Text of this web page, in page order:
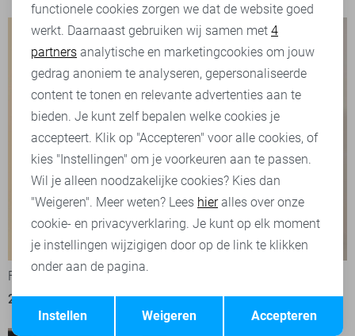
-50%
FOS Amsterdam Blouse
22,50 44,99
20,00 39,99
Analytische cookies
Marketing cookies
Terug Opslaan
functionele cookies zorgen we dat de website goed
werkt. Daarnaast gebruiken wij samen met 4
partners analytische en marketingcookies om jouw
gedrag anoniem te analyseren, gepersonaliseerde
content te tonen en relevante advertenties aan te
bieden. Je kunt zelf bepalen welke cookies je
accepteert. Klik op "Accepteren" voor alle cookies, of
kies "Instellingen" om je voorkeuren aan te passen.
Wil je alleen noodzakelijke cookies? Kies dan
"Weigeren". Meer weten? Lees hieralles over onze
cookie- en privacyverklaring. Je kunt op elk moment
je instellingen wijzigigen door op de link te klikken
onder aan de pagina.
Accepteren
Weigeren
Instellen